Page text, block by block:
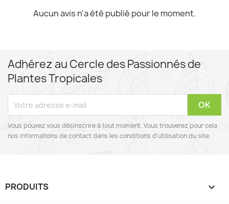
Aucun avis n'a été publié pour le moment.
Adhérez au Cercle des Passionnés de
Plantes Tropicales
Vous pouvez vous désinscrire à tout moment. Vous trouverez pour cela
nos informations de contact dans les conditions d'utilisation du site.
PRODUITS 